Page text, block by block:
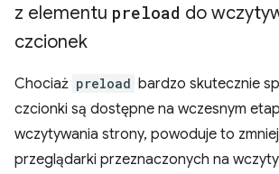
z elementu preload do
czcionek
Chociaż preload bardzo skutecznie
czcionki są dostępne na wczesnym
wczytywania strony, powoduje to
przeglądarki przeznaczonych na